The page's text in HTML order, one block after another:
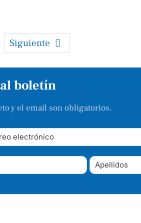
Siguiente
boletín
y el email son obligatorios.